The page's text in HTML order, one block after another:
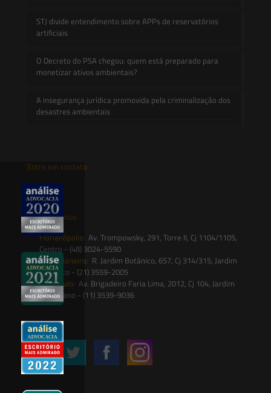
STJ divide entendimento sobre APPs de reservatórios
artificiais
O Decreto do PSA chegou: quem está preparado para
monetizar ativos ambientais?
A insegurança jurídica promovida pela criminalização dos
desastres ambientais
Entre em contato
contato@saesadvogados.com.br
Onde estamos
Florianópolis: Av. Trompowsky, 291, Torre II, Cj 1104/1105,
Centro - (48) 3024-5590
Rio de Janeiro: R. Jardim Botânico, 657, Cj 314/315, Jardim
Botânico - (21) 3559-2005
São Paulo: Av. Brigadeiro Faria Lima, 2012, Cj 104, Jardim
Paulistano - (11) 3539-9036
Siga-nos